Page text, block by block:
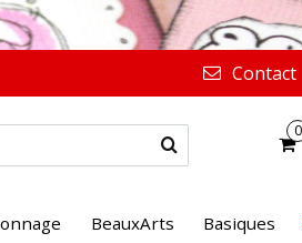
Contact
0
BeauxArts Basiques